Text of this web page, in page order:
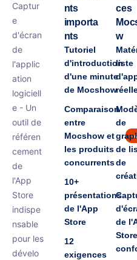
Captur
e
d'écran
de
l'applic
ation
logiciell
e - Un
outil de
référen
cement
de
l'App
Store
indispe
nsable
pour les
dévelo
nts
importa
nts
Tutoriel
d'introduction
d'une minute
de Mocshow
Comparaison
entre
Mocshow et
les produits
concurrents
10+
présentations
de l'App
Store
12
exigences
ces
w
liste
de
de
de
de
Store